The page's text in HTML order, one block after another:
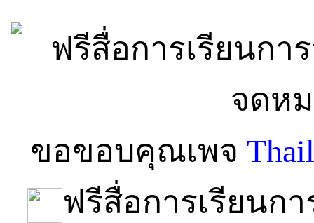
ขอขอบคุณเพจ
ฟรีสื่อการเรียนก